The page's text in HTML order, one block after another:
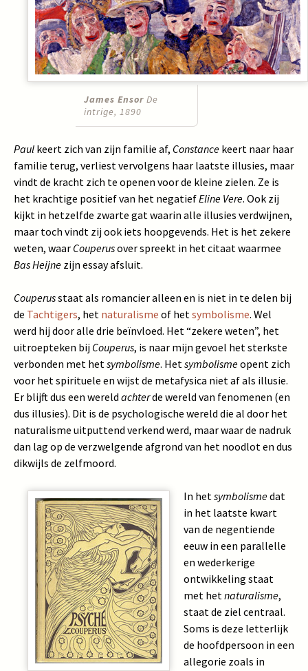
James Ensor De
intrige, 1890
Paul keert zich van zijn familie af, Constance keert naar haar
familie terug, verliest vervolgens haar laatste illusies, maar
vindt de kracht zich te openen voor de kleine zielen. Ze is
het krachtige positief van het negatiefEline Vere. Ook zij
kijkt in hetzelfde zwarte gat waarin alle illusies verdwijnen,
maar toch vindt zij ook iets hoopgevends. Het is het zekere
weten, waar Couperusover spreekt in het citaat waarmee
Bas Heijne zijn essay afsluit.
Couperusstaat als romancier alleen en is niet in te delen bij
de Tachtigers, het naturalisme of het symbolisme. Wel
werd hij door alle drie beïnvloed. Het “zekere weten”, het
uitroepteken bij Couperus, is naar mijn gevoel het sterkste
verbonden met het symbolisme. Het symbolismeopent zich
voor het spirituele en wijst de metafysica niet af als illusie.
Er blijft dus een wereld achterde wereld van fenomenen (en
dus illusies). Dit is de psychologische wereld die al door het
naturalisme uitputtend verkend werd, maar waar de nadruk
dan lag op de verzwelgende afgrond van het noodlot en dus
dikwijls de zelfmoord.
In het symbolismedat
in het laatste kwart
van de negentiende
eeuw in een parallelle
en wederkerige
ontwikkeling staat
met het naturalisme,
staat de ziel centraal.
Soms is deze letterlijk
de hoofdpersoon in een
allegorie zoals in